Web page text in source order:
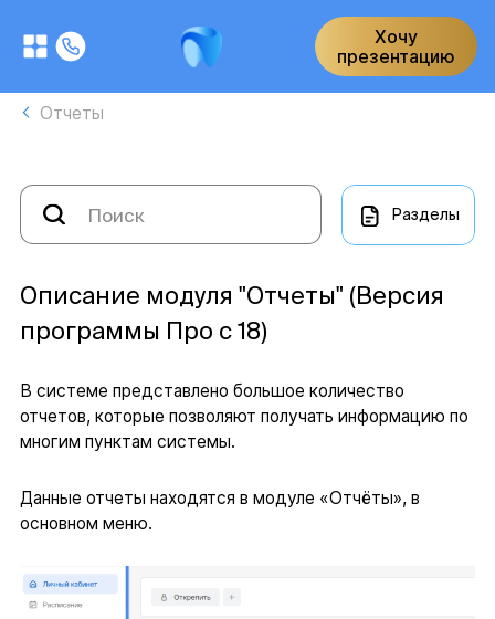
Хочу
презентацию
Отчеты
Разделы
Описание модуля "Отчеты" (Версия
программы Про с 18)
В системе представлено большое количество
отчетов, которые позволяют получать информацию по
многим пунктам системы.
Данные отчеты находятся в модуле «Отчёты», в
основном меню.